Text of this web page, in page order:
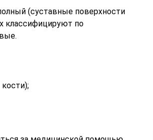
(суставные поверхности
классифицируют по